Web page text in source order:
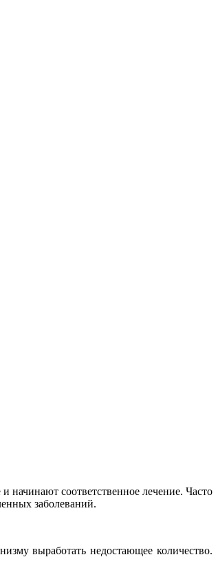
начинают соответственное лечение. Часто
заболеваний.
выработать недостающее количество.